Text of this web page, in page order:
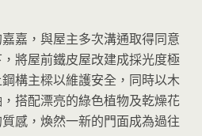
嘉，與屋主多次溝通取得同意
將屋前鐵皮屋改建成採光度極
構主樑以維護安全，同時以木
搭配漂亮的綠色植物及乾燥花
感，煥然一新的門面成為過往